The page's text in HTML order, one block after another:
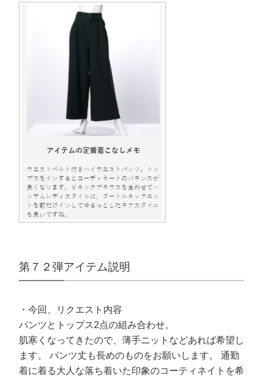
第７２弾アイテム説明
・今回、リクエスト内容
パンツとトップス2点の組み合わせ。
肌寒くなってきたので、薄手ニットなどあれば希望し
ます。 パンツ丈も長めのものをお願いします。 通勤
着に着る大人な落ち着いた印象のコーティネイトを希